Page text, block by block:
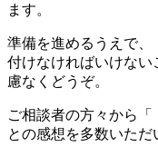
ます。
準備を進めるうえで
付けなければいけな
慮なくどうぞ。
ご相談者の方々から「
との感想を多数いただ